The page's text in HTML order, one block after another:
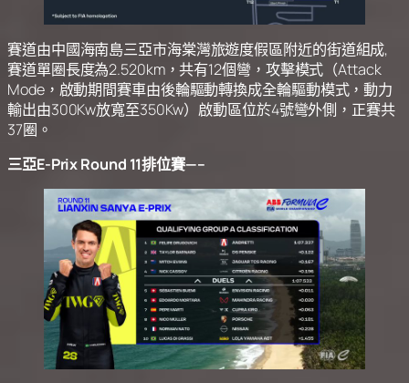
賽道由中國海南島三亞市海棠灣旅遊度假區附近的街道組成,
賽道單圈長度為2.520km，共有12個彎，攻擊模式（Attack
Mode，啟動期間賽車由後輪驅動轉換成全輪驅動模式，動力
輸出由300Kw放寬至350Kw）啟動區位於4號彎外側，正賽共
37圈。
三亞E-Prix Round 11排位賽—–